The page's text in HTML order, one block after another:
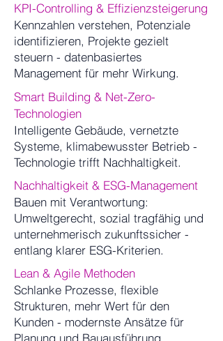
KPI-Controlling & Effizienzsteigerung
Kennzahlen verstehen, Potenziale
identifizieren, Projekte gezielt
steuern - datenbasiertes
Management für mehr Wirkung.
Smart Building & Net-Zero-
Technologien
Intelligente Gebäude, vernetzte
Systeme, klimabewusster Betrieb -
Technologie trifft Nachhaltigkeit.
Nachhaltigkeit & ESG-Management
Bauen mit Verantwortung:
Umweltgerecht, sozial tragfähig und
unternehmerisch zukunftssicher -
entlang klarer ESG-Kriterien.
Lean & Agile Methoden
Schlanke Prozesse, flexible
Strukturen, mehr Wert für den
Kunden - modernste Ansätze für
Planung und Bauausführung.